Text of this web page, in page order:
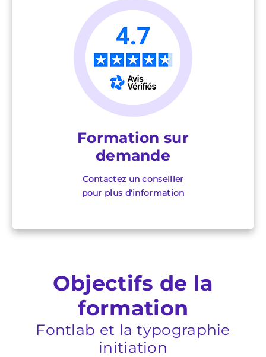
Formation sur
demande
Contactez un conseiller
pour plus d'information
Objectifs de la
formation
Fontlab et la typographie
initiation